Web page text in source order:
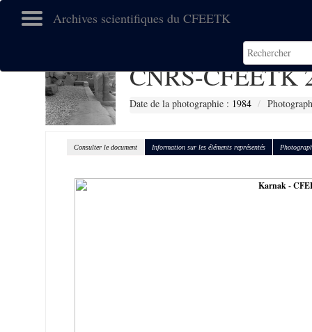
Archives scientifiques du CFEETK
CNRS-CFEETK
Date de la photographie : 1984
Consulter le document Information sur les éléments représentés